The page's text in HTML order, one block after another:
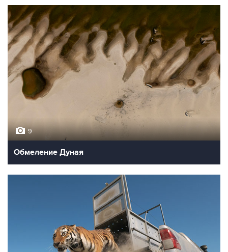
9
Обмеление Дуная